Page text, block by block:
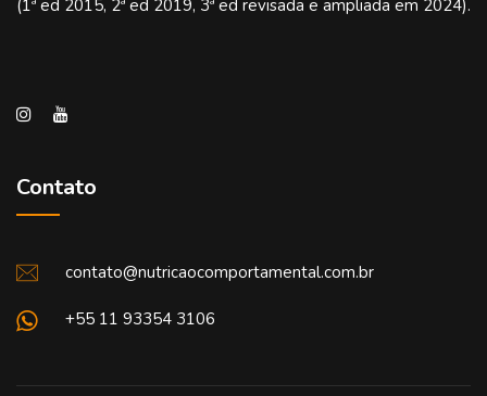
(1ª ed 2015, 2ª ed 2019, 3ª ed revisada e ampliada em 2024).
Contato
contato@nutricaocomportamental.com.br
+55 11 93354 3106